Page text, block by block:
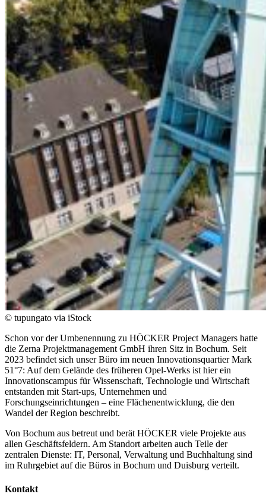
© tupungato via iStock
Schon vor der Umbenennung zu HÖCKER Project Managers hatte
die Zerna Projektmanagement GmbH ihren Sitz in Bochum. Seit
2023 befindet sich unser Büro im neuen Innovationsquartier Mark
51°7: Auf dem Gelände des früheren Opel-Werks ist hier ein
Innovationscampus für Wissenschaft, Technologie und Wirtschaft
entstanden mit Start-ups, Unternehmen und
Forschungseinrichtungen – eine Flächenentwicklung, die den
Wandel der Region beschreibt.
Von Bochum aus betreut und berät HÖCKER viele Projekte aus
allen Geschäftsfeldern. Am Standort arbeiten auch Teile der
zentralen Dienste: IT, Personal, Verwaltung und Buchhaltung sind
im Ruhrgebiet auf die Büros in Bochum und Duisburg verteilt.
Kontakt